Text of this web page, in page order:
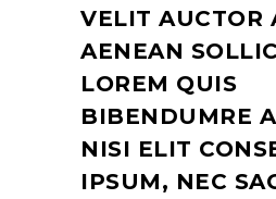
VELIT AUCTOR
AENEAN
LOREM QUIS
BIBENDUMRE
NISI ELIT
IPSUM, NEC